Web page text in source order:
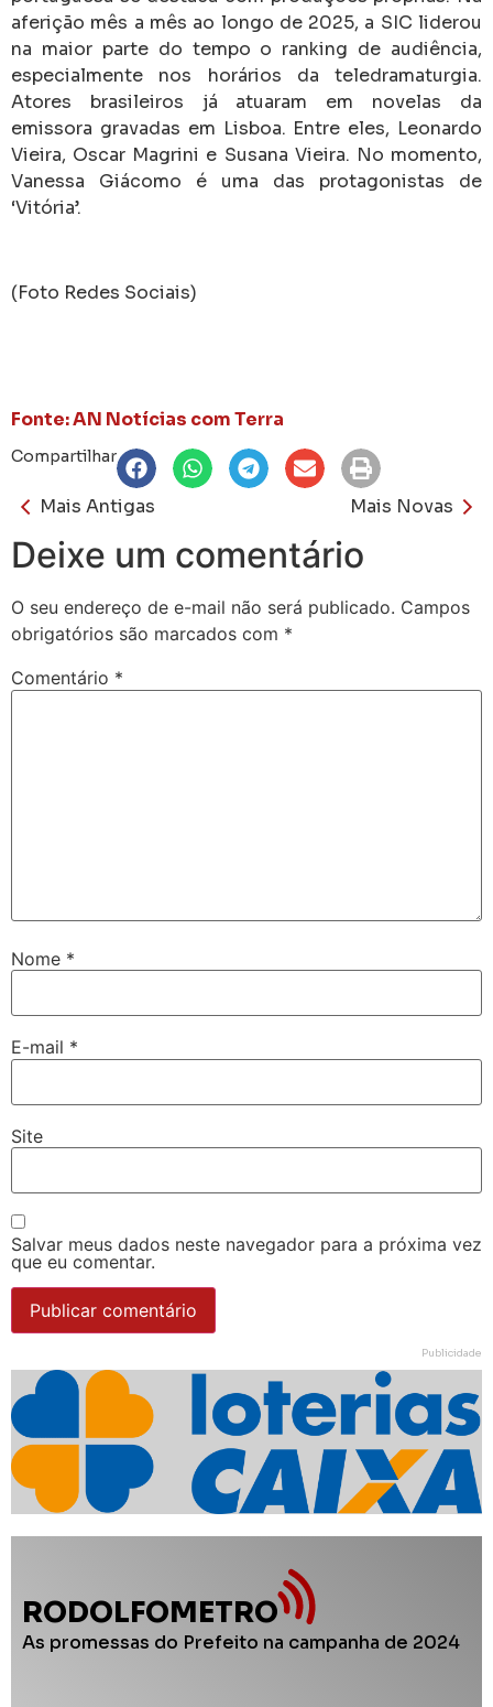
aferição mês a mês ao longo de 2025, a SIC liderou
na maior parte do tempo o ranking de audiência,
especialmente nos horários da teledramaturgia.
Atores brasileiros já atuaram em novelas da
emissora gravadas em Lisboa. Entre eles, Leonardo
Vieira, Oscar Magrini e Susana Vieira. No momento,
Vanessa Giácomo é uma das protagonistas de
‘Vitória’.
(Foto Redes Sociais)
Fonte: AN Notícias com Terra
Compartilhar
Mais Antigas Mais Novas
Deixe um comentário
O seu endereço de e-mail não será publicado. Campos
obrigatórios são marcados com *
Comentário *
Nome *
E-mail *
Site
Salvar meus dados neste navegador para a próxima vez
que eu comentar.
Publicidade
RODOLFOMETRO
As promessas do Prefeito na campanha de 2024